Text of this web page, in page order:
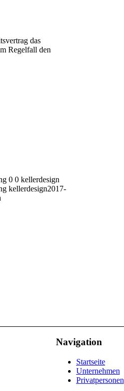
das
Regelfall den
0 0 kellerdesign
kellerdesign2017-
Navigation
Startseite
Unternehmen
Privatpersonen